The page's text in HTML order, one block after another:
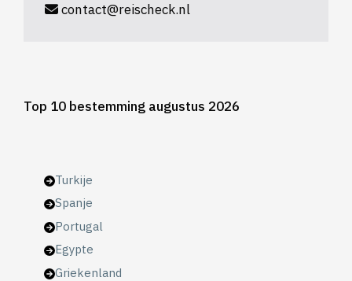
contact@reischeck.nl
Top 10 bestemming augustus 2026
Turkije
Spanje
Portugal
Egypte
Griekenland